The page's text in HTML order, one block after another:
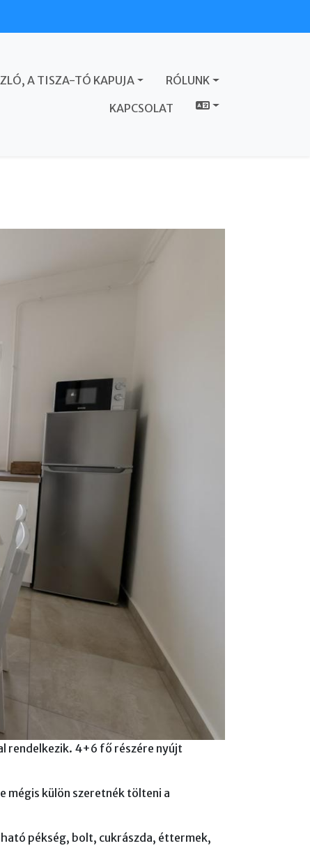
A TISZA-TÓ KAPUJA
RÓLUNK
KAPCSOLAT
rendelkezik. 4+6 fő részére nyújt
mégis külön szeretnék tölteni a
pékség, bolt, cukrászda, éttermek,